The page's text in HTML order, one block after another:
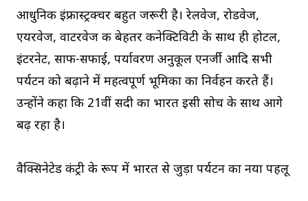
आधुनिक इंफ्रास्ट्रक्चर बहुत जरूरी है। रेलवेज, रोडवेज,
एयरवेज, वाटरवेज की बेहतर कनेक्टिविटी के साथ ही होटल,
इंटरनेट, साफ-सफाई, पर्यावरण अनुकूल एनर्जी आदि सभी
पर्यटन को बढ़ाने में महत्वपूर्ण भूमिका का निर्वहन करते हैं।
उन्होंने कहा कि 21वीं सदी का भारत इसी सोच के साथ आगे
बढ़ रहा है।
वैक्सिनेटेड कंट्री के रूप में भारत से जुड़ा पर्यटन का नया पहलू